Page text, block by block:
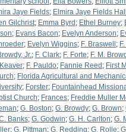
Jaye Fields; Elmira Jaye Fields Hall
Gilchrist; Emma Byrd ; Ethel Burney;
; Evans Bacon; Evelyn Anderson;
; Evelyn Wiggins; F. Braswell ;
Jr.; F. Clark; F. Forte; F. M.
; F. Pauldo; Fannie Reed ; First
; Florida Agricultural and
; Forster; Fountainhead
Church; Frances; Freddie Muller
; G. Boston; G. Browdy; G. Brown;
Banks; G. Godwin; G. H. Carlton; G.
; G. Pittman; G. Redding; G. Rolle;